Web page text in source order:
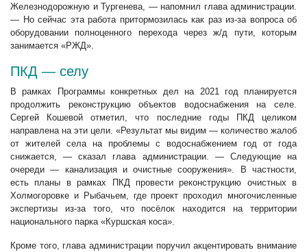
Железнодорожную и Тургенева, — напомнил глава администрации.
— Но сейчас эта работа притормозилась как раз из-за вопроса об
оборудовании полноценного перехода через ж/д пути, которым
занимается «РЖД».
ПКД — селу
В рамках Программы конкретных дел на 2021 год планируется
продолжить реконструкцию объектов водоснабжения на селе.
Сергей Кошевой отметил, что последние годы ПКД целиком
направлена на эти цели. «Результат мы видим — количество жалоб
от жителей села на проблемы с водоснабжением год от года
снижается, — сказал глава администрации. — Следующие на
очереди — канализация и очистные сооружения». В частности,
есть планы в рамках ПКД провести реконструкцию очистных в
Холмогоровке и Рыбачьем, где проект проходил многочисленные
экспертизы из-за того, что посёлок находится на территории
национального парка «Куршская коса».
Кроме того, глава администрации поручил акцентировать внимание